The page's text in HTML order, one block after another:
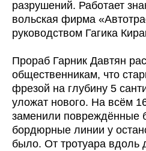
разрушений. Работает
вольская фирма
руководством Гагика
Прораб Гарник Давтян
общественникам, что
фрезой на глубину 5
уложат нового. На всём
заменили повреждённые
бордюрные линии у
было. От тротуара вдоль